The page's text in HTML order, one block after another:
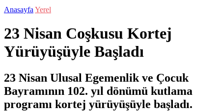
Anasayfa Yerel
23 Nisan Coşkusu Kortej
Yürüyüşüyle Başladı
23 Nisan Ulusal Egemenlik ve Çocuk
Bayramının 102. yıl dönümü kutlama
programı kortej yürüyüşüyle başladı.